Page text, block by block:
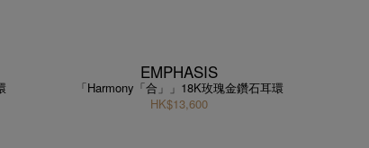
EMPHASIS
「Harmony「合」」18K玫瑰金鑽石耳環
HK$13,600